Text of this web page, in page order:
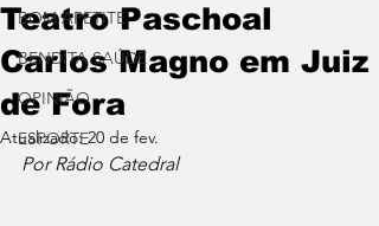
BOM APETITE
BENDITA SAÚDE
OPINIÃO
ESPORTE
Teatro Paschoal
Carlos Magno em Juiz
de Fora
Atualizado:20 de fev.
Por Rádio Catedral